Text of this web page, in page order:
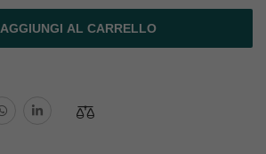
AGGIUNGI AL CARRELLO